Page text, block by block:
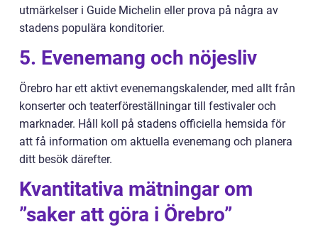
utmärkelser i Guide Michelin eller prova på några av
stadens populära konditorier.
5. Evenemang och nöjesliv
Örebro har ett aktivt evenemangskalender, med allt från
konserter och teaterföreställningar till festivaler och
marknader. Håll koll på stadens officiella hemsida för
att få information om aktuella evenemang och planera
ditt besök därefter.
Kvantitativa mätningar om
”saker att göra i Örebro”